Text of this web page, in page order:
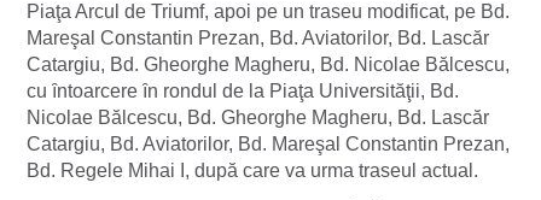
Piaţa Arcul de Triumf, apoi pe un traseu modificat, pe Bd.
Mareşal Constantin Prezan, Bd. Aviatorilor, Bd. Lascăr
Catargiu, Bd. Gheorghe Magheru, Bd. Nicolae Bălcescu,
cu ȋntoarcere ȋn rondul de la Piaţa Universităţii, Bd.
Nicolae Bălcescu, Bd. Gheorghe Magheru, Bd. Lascăr
Catargiu, Bd. Aviatorilor, Bd. Mareşal Constantin Prezan,
Bd. Regele Mihai I, după care va urma traseul actual.